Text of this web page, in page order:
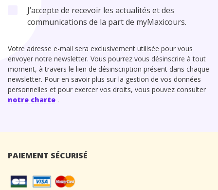
J’accepte de recevoir les actualités et des
communications de la part de myMaxicours.
Votre adresse e-mail sera exclusivement utilisée pour vous
envoyer notre newsletter. Vous pourrez vous désinscrire à tout
moment, à travers le lien de désinscription présent dans chaque
newsletter. Pour en savoir plus sur la gestion de vos données
personnelles et pour exercer vos droits, vous pouvez consulter
notre charte .
PAIEMENT SÉCURISÉ